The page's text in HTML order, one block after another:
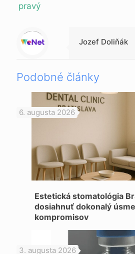
pravý
Warning
: Trying to access array offset on null in
/data/1/d/1da9a732-fb3a-4804-a40f-d46885ca54ae/lajk.online/web/wp-content/themes/betheme-child/includes/content-single.php
on line
286
Jozef Doliňák
Podobné články
6. augusta 2026
Estetická stomatológia
dosiahnuť dokonalý
kompromisov
3. augusta 2026